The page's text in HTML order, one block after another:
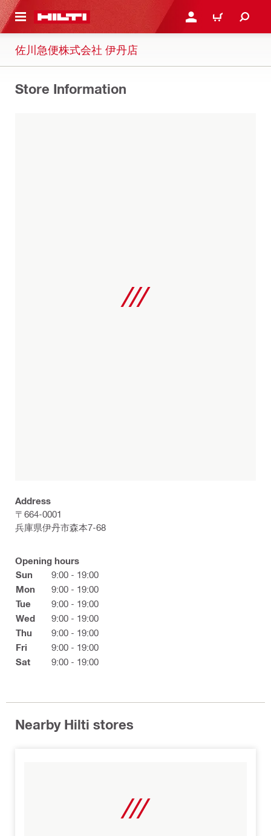
内容を表示 ログイン・新規オンライ
カート
佐川急便株式会社 伊丹店
Store Information
Address
〒664-0001
兵庫県伊丹市森本7-68
Opening hours
Sun
9:00 - 19:00
Mon
9:00 - 19:00
Tue
9:00 - 19:00
Wed
9:00 - 19:00
Thu
9:00 - 19:00
Fri
9:00 - 19:00
Sat
9:00 - 19:00
Nearby Hilti stores